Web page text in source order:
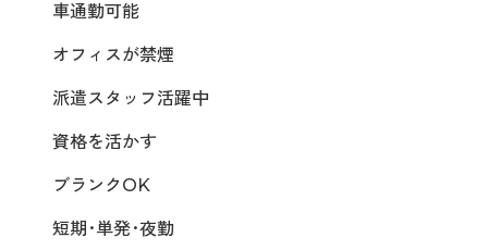
車通勤可能
オフィスが禁煙
派遣スタッフ活躍中
資格を活かす
ブランクOK
短期･単発･夜勤